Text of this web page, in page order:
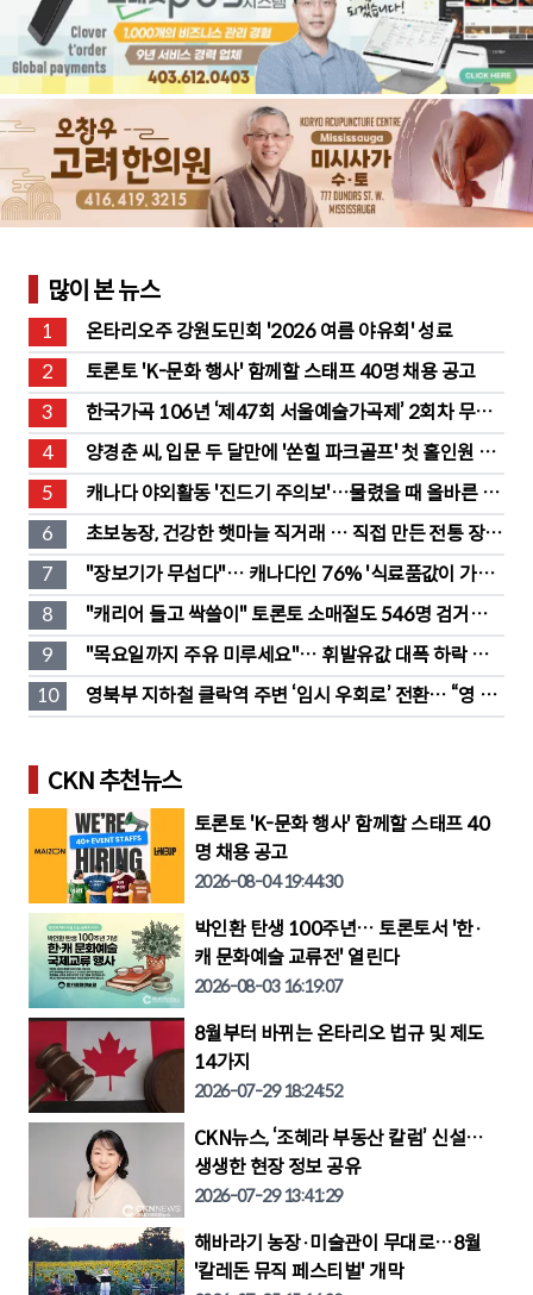
많이 본 뉴스
1
온타리오주 강원도민회 '2026 여름 야유회' 성료
2
토론토 'K-문화 행사' 함께할 스태프 40명 채용 공고
3
한국가곡 106년 ‘제47회 서울예술가곡제’ 2회차 무대
성황
4
양경춘 씨, 입문 두 달만에 '쏜힐 파크골프' 첫 홀인원 주
인공
5
캐나다 야외활동 '진드기 주의보'…물렸을 때 올바른 대
처법은?
6
초보농장, 건강한 햇마늘 직거래 … 직접 만든 전통 장류
도 판매
7
"장보기가 무섭다"… 캐나다인 76% '식료품값이 가장
부담'
8
"캐리어 들고 싹쓸이" 토론토 소매절도 546명 검거…
훔친 물건 재유통
9
"목요일까지 주유 미루세요"… 휘발유값 대폭 하락 예
고
10
영북부 지하철 클락역 주변 ‘임시 우회로’ 전환… “영 스
트리트 바뀐다”
CKN 추천뉴스
토론토 'K-문화 행사' 함께할 스태프 40
명 채용 공고
2026-08-04 19:44:30
박인환 탄생 100주년… 토론토서 '한·
캐 문화예술 교류전' 열린다
2026-08-03 16:19:07
8월부터 바뀌는 온타리오 법규 및 제도
14가지
2026-07-29 18:24:52
CKN뉴스, ‘조혜라 부동산 칼럼’ 신설…
생생한 현장 정보 공유
2026-07-29 13:41:29
해바라기 농장·미술관이 무대로…8월
'칼레돈 뮤직 페스티벌' 개막